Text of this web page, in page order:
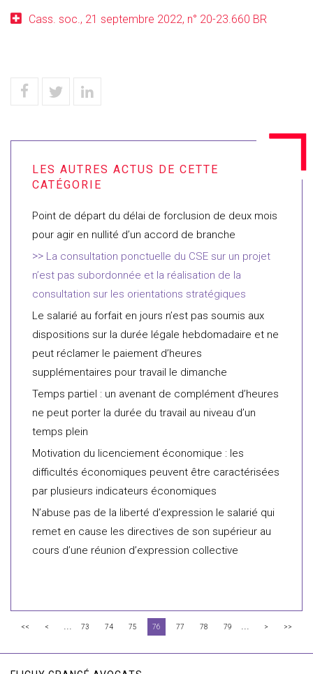
Cass. soc., 21 septembre 2022, n° 20-23.660 BR
Point de départ du délai de forclusion de deux mois
pour agir en nullité d’un accord de branche
La consultation ponctuelle du CSE sur un projet
n’est pas subordonnée et la réalisation de la
consultation sur les orientations stratégiques
Le salarié au forfait en jours n’est pas soumis aux
dispositions sur la durée légale hebdomadaire et ne
peut réclamer le paiement d’heures
supplémentaires pour travail le dimanche
Temps partiel : un avenant de complément d’heures
ne peut porter la durée du travail au niveau d’un
temps plein
Motivation du licenciement économique : les
difficultés économiques peuvent être caractérisées
par plusieurs indicateurs économiques
N’abuse pas de la liberté d’expression le salarié qui
remet en cause les directives de son supérieur au
cours d’une réunion d’expression collective
<< < ... 73 74 75 76 77 78 79 ... > >>